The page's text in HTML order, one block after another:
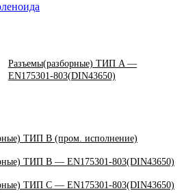
Разъемы(разборные) ТИП A —
EN175301-803(DIN43650)
ТИП В (пром. исполнение)
ТИП B — EN175301-803(DIN43650)
ТИП C — EN175301-803(DIN43650)